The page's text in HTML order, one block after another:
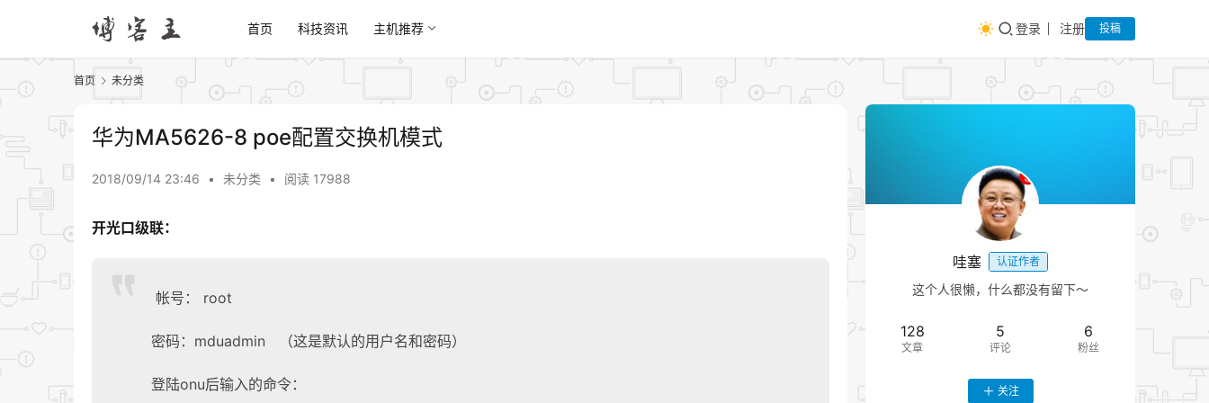
首页 科技资讯 主机推荐 登录 注册 投稿
首页 未分类
华为MA5626-8 poe配置交换机模式
2018/09/14 23:46 • 未分类 • 阅读 17988
开光口级联：
帐号： root
密码：mduadmin （这是默认的用户名和密码）
登陆onu后输入的命令：
哇塞 认证作者
这个人很懒，什么都没有留下～
128
文章
5
评论
6
粉丝
关注